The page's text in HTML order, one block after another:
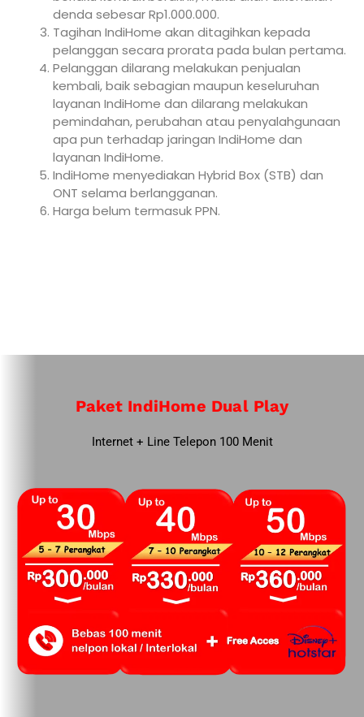
denda sebesar Rp1.000.000.
Tagihan IndiHome akan ditagihkan kepada
pelanggan secara prorata pada bulan pertama.
Pelanggan dilarang melakukan penjualan
kembali, baik sebagian maupun keseluruhan
layanan IndiHome dan dilarang melakukan
pemindahan, perubahan atau penyalahgunaan
apa pun terhadap jaringan IndiHome dan
layanan IndiHome.
IndiHome menyediakan Hybrid Box (STB) dan
ONT selama berlangganan.
Harga belum termasuk PPN.
Paket IndiHome Dual Play
Internet + Line Telepon 100 Menit